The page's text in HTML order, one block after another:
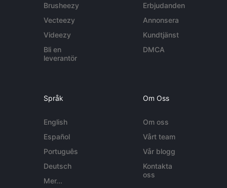
Brusheezy
Vecteezy
Videezy
Bli en
leverantör
Erbjudanden
Annonsera
Kundtjänst
DMCA
Språk
English
Español
Português
Deutsch
Mer...
Om Oss
Om oss
Vårt team
Vår blogg
Kontakta
oss